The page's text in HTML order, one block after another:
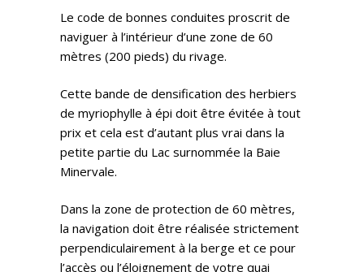
Le code de bonnes conduites proscrit de
naviguer à l’intérieur d’une zone de 60
mètres (200 pieds) du rivage.
Cette bande de densification des herbiers
de myriophylle à épi doit être évitée à tout
prix et cela est d’autant plus vrai dans la
petite partie du Lac surnommée la Baie
Minervale.
Dans la zone de protection de 60 mètres,
la navigation doit être réalisée strictement
perpendiculairement à la berge et ce pour
l’accès ou l’éloignement de votre quai